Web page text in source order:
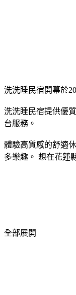
洗洗睡民宿開幕於
洗洗睡民宿提供優
台服務。
體驗高質感的舒適
多樂趣。 想在花蓮
全部展開